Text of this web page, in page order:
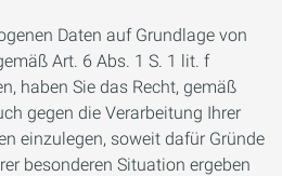
Daten auf Grundlage von
Art. 6 Abs. 1 S. 1 lit. f
haben Sie das Recht, gemäß
gegen die Verarbeitung Ihrer
einzulegen, soweit dafür Gründe
besonderen Situation ergeben